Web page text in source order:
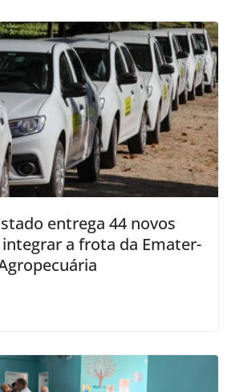
entrega 44 novos
a frota da Emater-